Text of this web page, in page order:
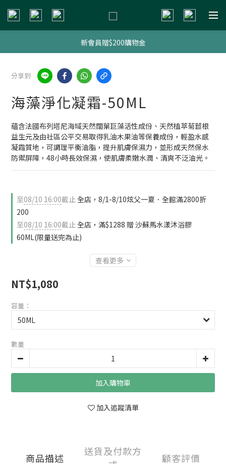
新會員贈$200購物金
新會員贈$200購物金
分享到
海藻淨化凝霜-50ML
蘊含法國布列塔尼海域天然闊葉巨藻活性成份、天然植萃菊苣根
益生元及由社區公平交易取得乳油木果油等保養成份，輕盈水感
凝霜質地，可調理平衡油脂，提升肌膚保濕力，並形成天然保水
防禦屏障，48小時長效保濕，使肌膚柔嫩水潤、清爽不泛油光。
至08/10 16:00截止全店，8/1-8/10炫父一夏．全館滿2800折
200
至08/10 16:00截止全店，滿$1288 贈 沙蘇馬水漾沐浴膠
60ML(限量送完為止)
查看更多
NT$1,080
容量：
數量
加入購物車
加入追蹤清單
商品描述
送貨及付款方
顧客評價